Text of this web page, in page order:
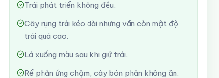
Trái phát triển không đều.
Cây rụng trái kéo dài nhưng vẫn còn mật độ
trái quá cao.
Lá xuống màu sau khi giữ trái.
Rễ phản ứng chậm, cây bón phân không ăn.